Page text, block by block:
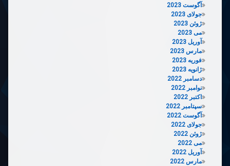
آگوست 2023
جولای 2023
ژوئن 2023
می 2023
آوریل 2023
مارس 2023
فوریه 2023
ژانویه 2023
دسامبر 2022
نوامبر 2022
اکتبر 2022
سپتامبر 2022
آگوست 2022
جولای 2022
ژوئن 2022
می 2022
آوریل 2022
مارس 2022